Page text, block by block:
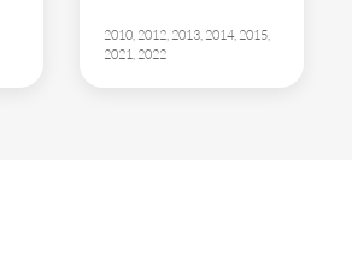
2010, 2012, 2013, 2014, 2015,
2021, 2022